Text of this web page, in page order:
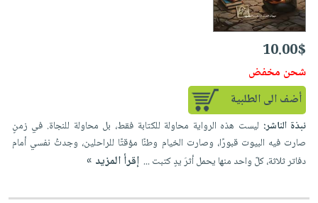
10.00$
شحن مخفض
أضف الى الطلبية
نبذة الناشر: ليست هذه الرواية محاولة للكتابة فقط، بل محاولة للنجاة. في زمنٍ
صارت فيه البيوت قبورًا، وصارت الخيام وطنًا مؤقتًا للراحلين، وجدتُ نفسي أمام
دفاتر ثلاثة، كلّ واحد منها يحمل أثرَ يدٍ كتبت ... إقرأ المزيد »